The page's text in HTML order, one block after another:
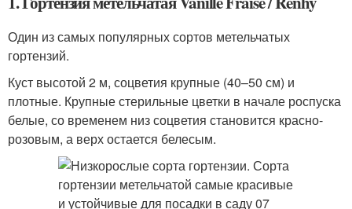
Один из самых популярных сортов метельчатых
гортензий.
Куст высотой 2 м, соцветия крупные (40–50 см) и
плотные. Крупные стерильные цветки в начале роспуска
белые, со временем низ соцветия становится красно-
розовым, а верх остается белесым.